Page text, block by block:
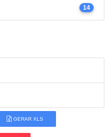
14
GERAR XLS